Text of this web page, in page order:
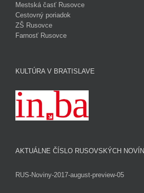
Mestská časť Rusovce
Cestovný poriadok
ZŠ Rusovce
Farnosť Rusovce
KULTÚRA V BRATISLAVE
AKTUÁLNE ČÍSLO RUSOVSKÝCH NOVÍN
RUS-Noviny-2017-august-preview-05